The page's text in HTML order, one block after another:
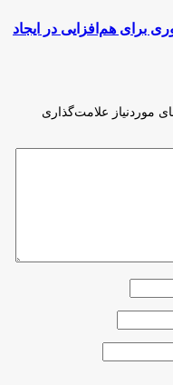
برای هم‌افزایی در ایجاد
موردنیاز علامت‌گذاری